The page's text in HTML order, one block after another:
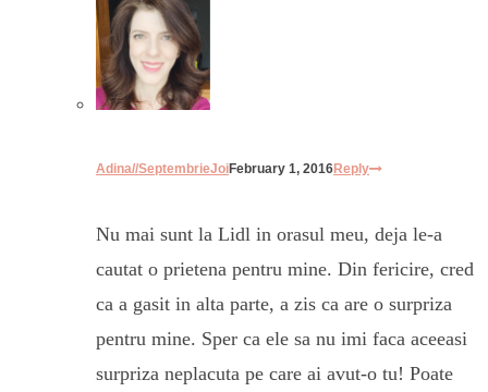
Adina//SeptembrieJoiFebruary 1, 2016Reply
Nu mai sunt la Lidl in orasul meu, deja le-a
cautat o prietena pentru mine. Din fericire, cred
ca a gasit in alta parte, a zis ca are o surpriza
pentru mine. Sper ca ele sa nu imi faca aceeasi
surpriza neplacuta pe care ai avut-o tu! Poate